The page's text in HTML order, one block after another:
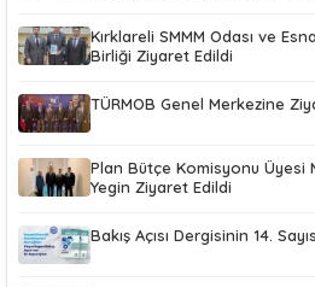
Kırklareli SMMM Odası ve
Birliği Ziyaret Edildi
TÜRMOB Genel Merkezine
Plan Bütçe Komisyonu Üyesi
Yegin Ziyaret Edildi
Bakış Açısı Dergisinin 14.